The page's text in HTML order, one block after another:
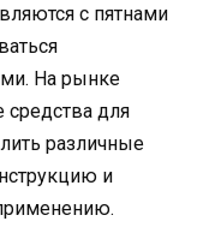
с пятнами
На рынке
для
различные
и